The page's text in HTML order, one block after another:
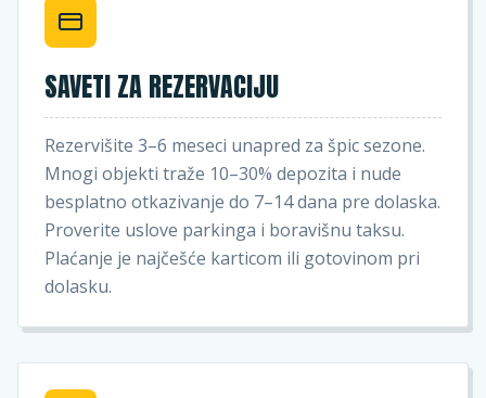
SAVETI ZA REZERVACIJU
Rezervišite 3–6 meseci unapred za špic sezone.
Mnogi objekti traže 10–30% depozita i nude
besplatno otkazivanje do 7–14 dana pre dolaska.
Proverite uslove parkinga i boravišnu taksu.
Plaćanje je najčešće karticom ili gotovinom pri
dolasku.